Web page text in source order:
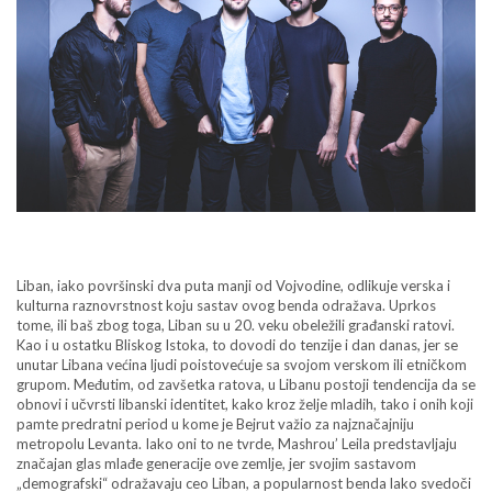
Liban, iako površinski dva puta manji od Vojvodine, odlikuje verska i
kulturna raznovrstnost koju sastav ovog benda odražava. Uprkos
tome, ili baš zbog toga, Liban su u 20. veku obeležili građanski ratovi.
Kao i u ostatku Bliskog Istoka, to dovodi do tenzije i dan danas, jer se
unutar Libana većina ljudi poistovećuje sa svojom verskom ili etničkom
grupom. Međutim, od zavšetka ratova, u Libanu postoji tendencija da se
obnovi i učvrsti libanski identitet, kako kroz želje mladih, tako i onih koji
pamte predratni period u kome je Bejrut važio za najznačajniju
metropolu Levanta. Iako oni to ne tvrde, Mashrou’ Leila predstavljaju
značajan glas mlađe generacije ove zemlje, jer svojim sastavom
„demografski“ odražavaju ceo Liban, a popularnost benda lako svedoči